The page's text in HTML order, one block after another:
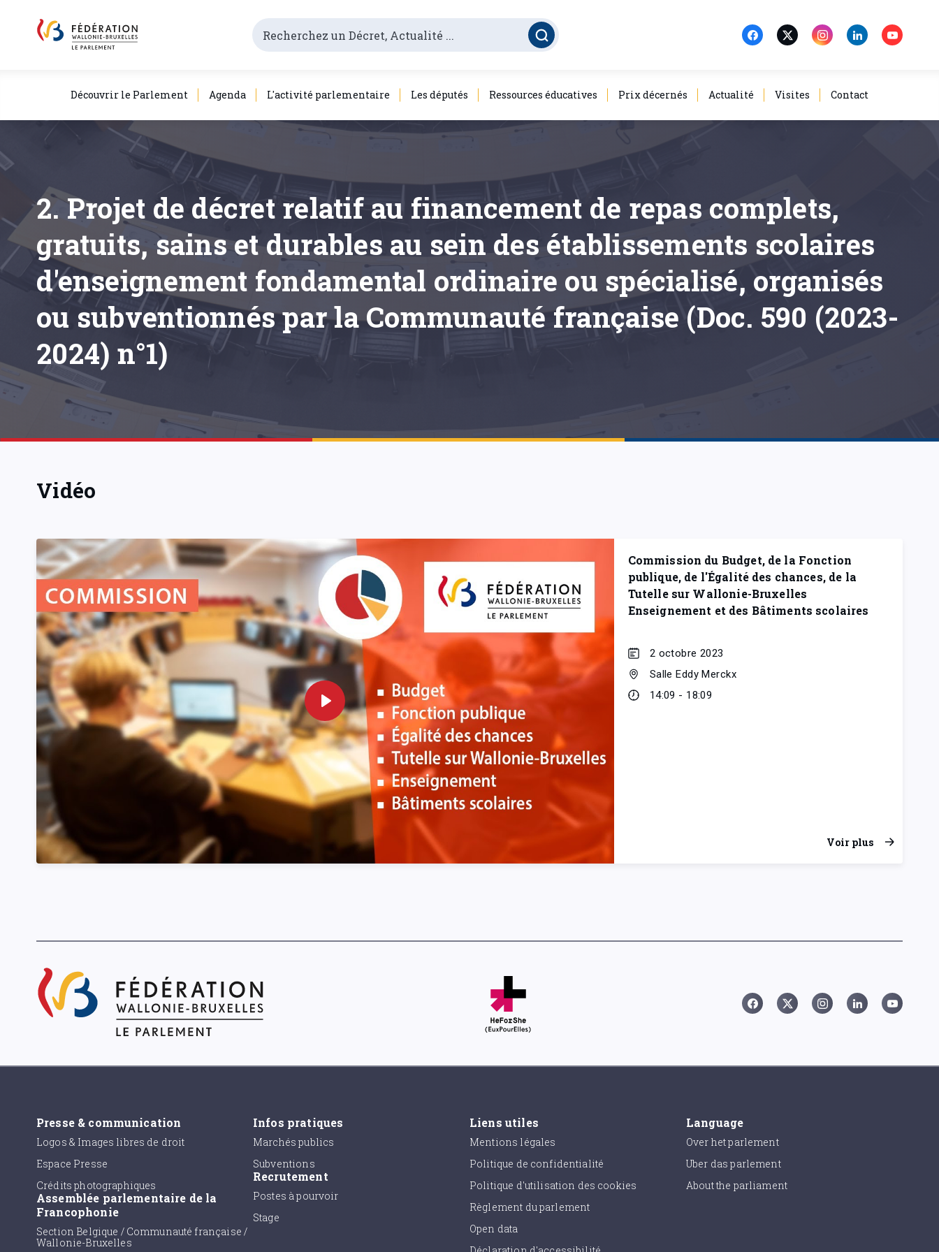
Découvrir le Parlement Agenda L'activité parlementaire Les députés Ressources éducatives Prix décernés Actualité Visites Contact
2. Projet de décret relatif au financement de repas complets,
gratuits, sains et durables au sein des établissements scolaires
d'enseignement fondamental ordinaire ou spécialisé, organisés
ou subventionnés par la Communauté française (Doc. 590 (2023-
2024) n°1)
Vidéo
Commission du Budget, de la Fonction
publique, de l'Égalité des chances, de la
Tutelle sur Wallonie-Bruxelles
Enseignement et des Bâtiments scolaires
2 octobre 2023
Salle Eddy Merckx
14:09 - 18:09
Voir plus
Presse & communication
Logos & Images libres de droit
Espace Presse
Crédits photographiques
Assemblée parlementaire de la
Francophonie
Section Belgique / Communauté française /
Wallonie-Bruxelles
Infos pratiques
Marchés publics
Subventions
Recrutement
Postes à pourvoir
Stage
Liens utiles
Mentions légales
Politique de confidentialité
Politique d'utilisation des cookies
Règlement du parlement
Open data
Language
Over het parlement
Uber das parlement
About the parliament